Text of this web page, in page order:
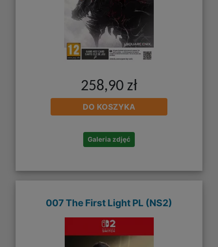
258,90 zł
DO KOSZYKA
Galeria zdjęć
007 The First Light PL (NS2)